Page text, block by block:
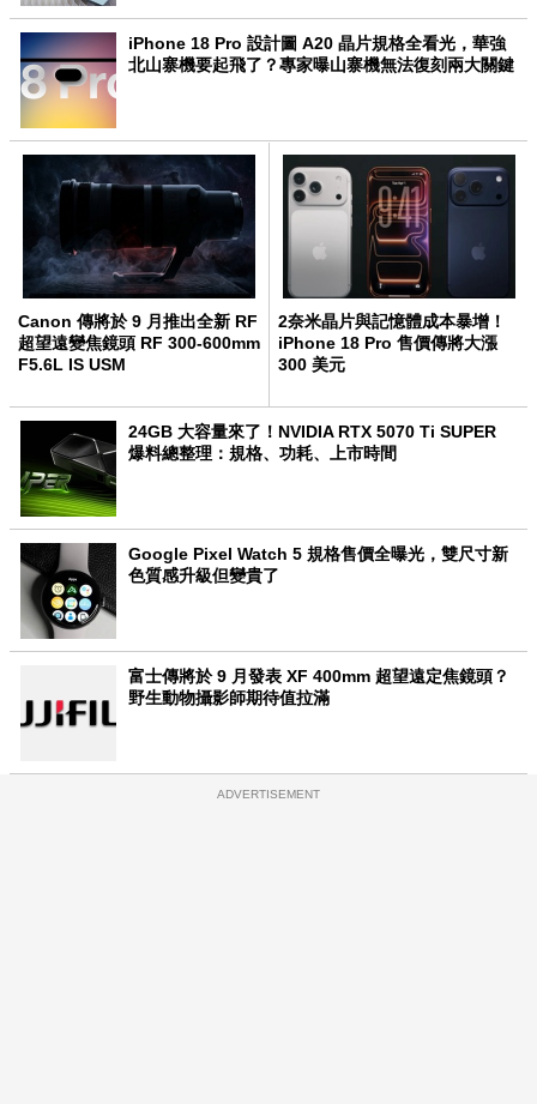
iPhone 18 Pro 設計圖 A20 晶片規格全看光，華強
北山寨機要起飛了？專家曝山寨機無法復刻兩大關鍵
Canon 傳將於 9 月推出全新 RF
超望遠變焦鏡頭 RF 300-600mm
F5.6L IS USM
2奈米晶片與記憶體成本暴增！
iPhone 18 Pro 售價傳將大漲
300 美元
24GB 大容量來了！NVIDIA RTX 5070 Ti SUPER
爆料總整理：規格、功耗、上市時間
Google Pixel Watch 5 規格售價全曝光，雙尺寸新
色質感升級但變貴了
富士傳將於 9 月發表 XF 400mm 超望遠定焦鏡頭？
野生動物攝影師期待值拉滿
ADVERTISEMENT